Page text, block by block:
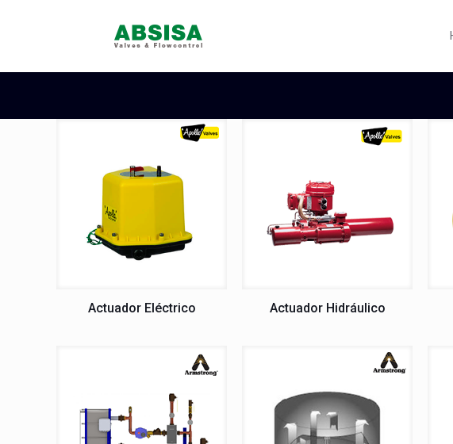
Actuador Eléctrico Actuador Hidráulico